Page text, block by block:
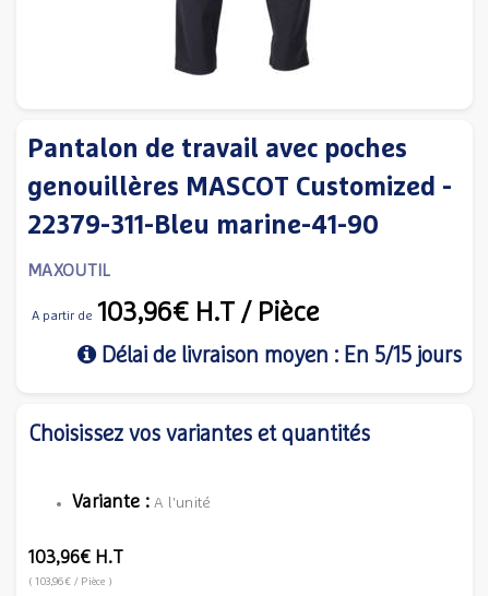
Pantalon de travail avec poches
genouillères MASCOT Customized -
22379-311-Bleu marine-41-90
MAXOUTIL
A partir de 103,96€ H.T / Pièce
Délai de livraison moyen : En 5/15 jours
Choisissez vos variantes et quantités
Variante :A l'unité
103,96€ H.T
(103,96€/ Pièce )